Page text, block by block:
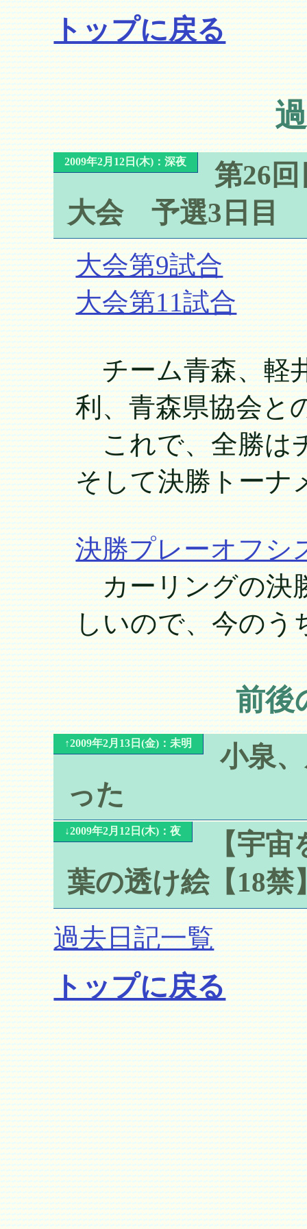
トップに戻る
2009年2月12日(木)：深夜
第26
大会 予選3日目
大会第9試合
大会第11試合
チーム青森、軽
利、青森県協会と
これで、全勝は
そして決勝トーナ
決勝プレーオフシ
カーリングの決
しいので、今のう
前後
↑2009年2月13日(金)：未明
小泉
った
↓2009年2月12日(木)：夜
【宇
葉の透け絵【18禁
過去日記一覧
トップに戻る